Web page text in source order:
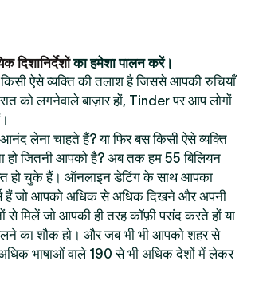
दिशानिर्देशोंका हमेशा पालन करें।
ऐसे व्यक्ति की तलाश है जिससे आपकी रुचियाँ
को लगनेवाले बाज़ार हों, Tinder पर आप लोगों
लेना चाहते हैं? या फिर बस किसी ऐसे व्यक्ति
हो जितनी आपको है? अब तक हम 55 बिलियन
हो चुके हैं। ऑनलाइन डेटिंग के साथ आपका
हैं जो आपको अधिक से अधिक दिखने और अपनी
मिलें जो आपकी ही तरह कॉफ़ी पसंद करते हों या
का शौक हो। और जब भी भी आपको शहर से
अधिक भाषाओं वाले 190 से भी अधिक देशों में लेकर